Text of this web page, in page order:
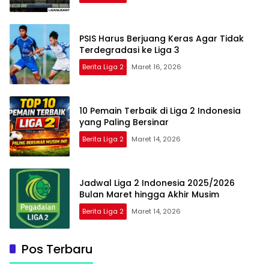
PSIS Harus Berjuang Keras Agar Tidak
Terdegradasi ke Liga 3
Berita Liga 2 Maret 16, 2026
10 Pemain Terbaik di Liga 2 Indonesia
yang Paling Bersinar
Berita Liga 2 Maret 14, 2026
Jadwal Liga 2 Indonesia 2025/2026
Bulan Maret hingga Akhir Musim
Berita Liga 2 Maret 14, 2026
Pos Terbaru